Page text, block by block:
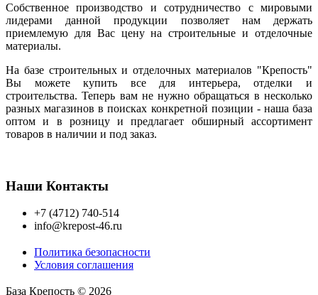
Собственное производство и сотрудничество с мировыми
лидерами данной продукции позволяет нам держать
приемлемую для Вас цену на строительные и отделочные
материалы.
На базе строительных и отделочных материалов "Крепость"
Вы можете купить все для интерьера, отделки и
строительства. Теперь вам не нужно обращаться в несколько
разных магазинов в поисках конкретной позиции - наша база
оптом и в розницу и предлагает обширный ассортимент
товаров в наличии и под заказ.
Наши Контакты
+7 (4712) 740-514
info@krepost-46.ru
Политика безопасности
Условия соглашения
База Крепость © 2026